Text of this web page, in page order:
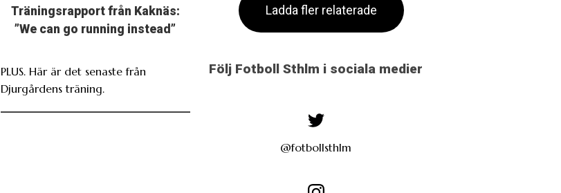
Träningsrapport från Kaknäs:
”We can go running instead”
PLUS. Här är det senaste från
Djurgårdens träning.
Ladda fler relaterade
Följ Fotboll Sthlm i sociala medier
@fotbollsthlm